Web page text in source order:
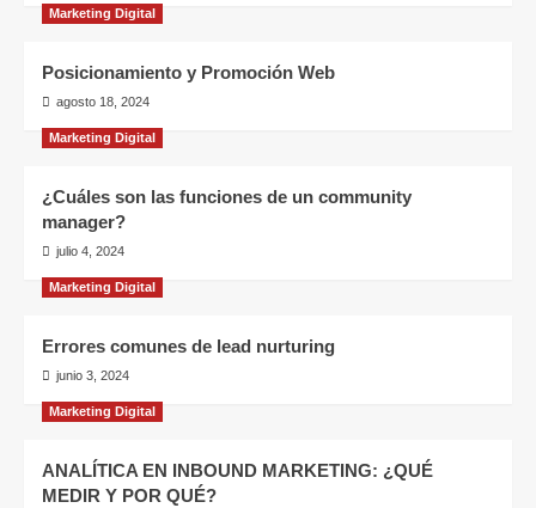
Marketing Digital
Posicionamiento y Promoción Web
agosto 18, 2024
Marketing Digital
¿Cuáles son las funciones de un community
manager?
julio 4, 2024
Marketing Digital
Errores comunes de lead nurturing
junio 3, 2024
Marketing Digital
ANALÍTICA EN INBOUND MARKETING: ¿QUÉ
MEDIR Y POR QUÉ?